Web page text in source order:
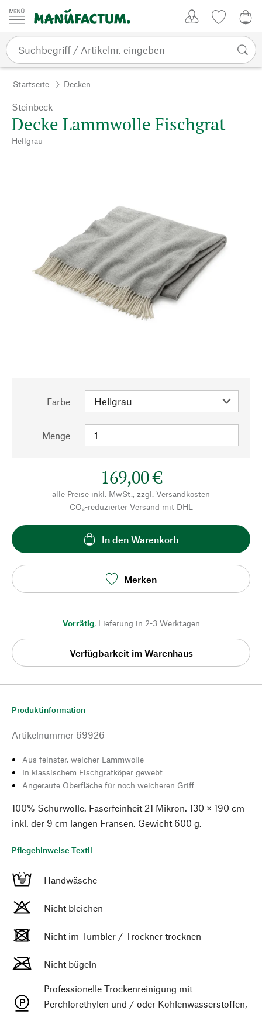
Zum Inhalt springen
Startseite Decken
Steinbeck
Decke Lammwolle Fischgrat
Hellgrau
Farbe
Menge
169,00 €
alle Preise inkl. MwSt., zzgl. Versandkosten
CO₂-reduzierter Versand mit DHL
In den Warenkorb
Merken
Vorrätig, Lieferung in 2-3 Werktagen
Verfügbarkeit im Warenhaus
Produktinformation
Artikelnummer 69926
Aus feinster, weicher Lammwolle
In klassischem Fischgratköper gewebt
Angeraute Oberfläche für noch weicheren Griff
100% Schurwolle. Faserfeinheit 21 Mikron. 130 × 190 cm
inkl. der 9 cm langen Fransen. Gewicht 600 g.
Pflegehinweise Textil
Handwäsche
Nicht bleichen
Nicht im Tumbler / Trockner trocknen
Nicht bügeln
Professionelle Trockenreinigung mit
Perchlorethylen und / oder Kohlenwasserstoffen,